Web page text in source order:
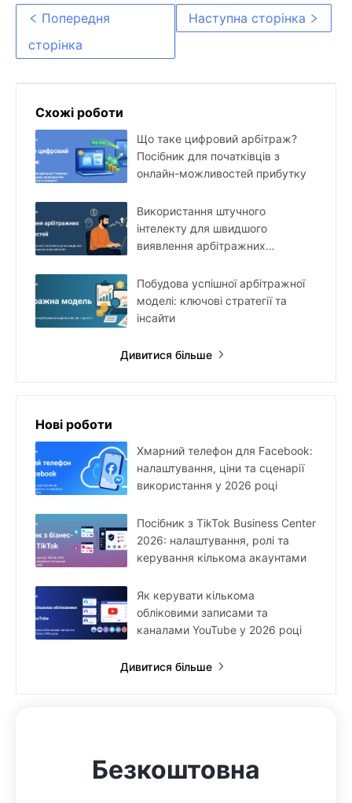
Попередня
сторінка
маркетинг-аналіз ринку
США
Наступна сторінка
Схожі роботи
Що таке цифровий арбітраж?
Посібник для початківців з
онлайн-можливостей прибутку
Використання штучного
інтелекту для швидшого
виявлення арбітражних
Побудова успішної арбітражної
моделі: ключові стратегії та
інсайти
Дивитися більше
Нові роботи
Хмарний телефон для Facebook:
налаштування, ціни та сценарії
використання у 2026 році
Посібник з TikTok Business Center
2026: налаштування, ролі та
керування кількома акаунтами
Як керувати кількома
обліковими записами та
каналами YouTube у 2026 році
Дивитися більше
Безкоштовна